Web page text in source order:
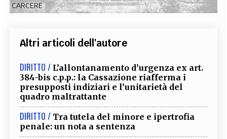
CARCERE
Altri articoli dell'autore
DIRITTO / L’allontanamento d’urgenza ex art.
384-bis c.p.p.: la Cassazione riafferma i
presupposti indiziari e l’unitarietà del
quadro maltrattante
DIRITTO / Tra tutela del minore e ipertrofia
penale: un nota a sentenza